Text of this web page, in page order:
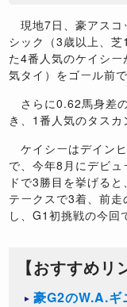
現地7日、豪アスコ
シック（3歳以上、
た4番人気のケイシ
気タイ）をゴール前
さらに0.62馬身差
き、1番人気のタスカ
ケイシーはデイン
で、今年8月にデビ
ドで3勝目を挙げる
テークスで3着、前
し、G1初挑戦の今回
【おすすめリ
豪G2のW.A.ギ